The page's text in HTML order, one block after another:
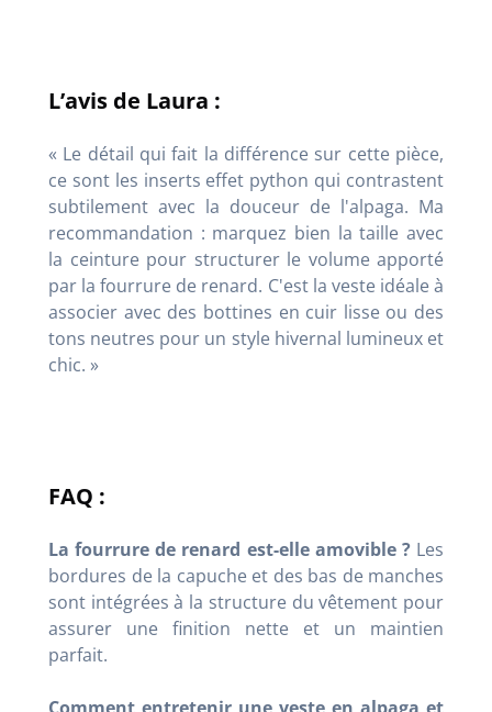
L’avis de Laura :
« Le détail qui fait la différence sur cette pièce,
ce sont les inserts effet python qui contrastent
subtilement avec la douceur de l'alpaga. Ma
recommandation : marquez bien la taille avec
la ceinture pour structurer le volume apporté
par la fourrure de renard. C'est la veste idéale à
associer avec des bottines en cuir lisse ou des
tons neutres pour un style hivernal lumineux et
chic. »
FAQ :
La fourrure de renard est-elle amovible ?Les
bordures de la capuche et des bas de manches
sont intégrées à la structure du vêtement pour
assurer une finition nette et un maintien
parfait.